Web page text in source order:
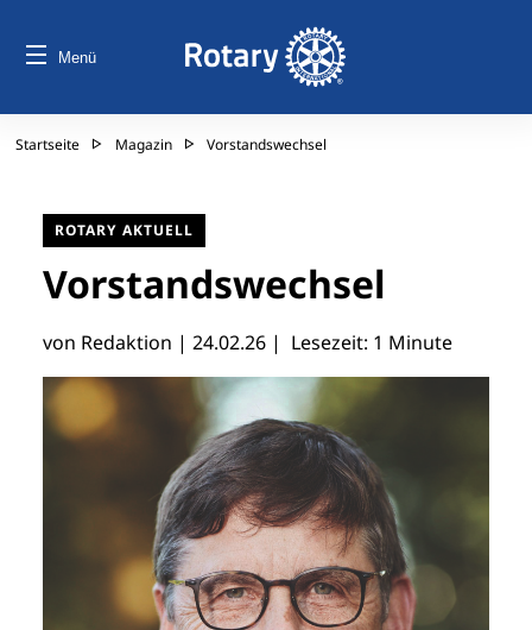
Menü
Startseite Magazin Vorstandswechsel
ROTARY AKTUELL
Vorstandswechsel
von Redaktion | 24.02.26 | Lesezeit: 1 Minute